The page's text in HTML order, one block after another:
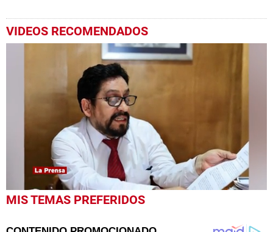
VIDEOS RECOMENDADOS
0
seconds
MIS TEMAS PREFERIDOS